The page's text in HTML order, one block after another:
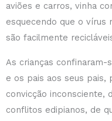
aviões e carros, vinha
esquecendo que o vírus
são facilmente
As crianças confinaram-
e os pais aos seus pais,
convicção inconsciente,
conflitos edipianos, de